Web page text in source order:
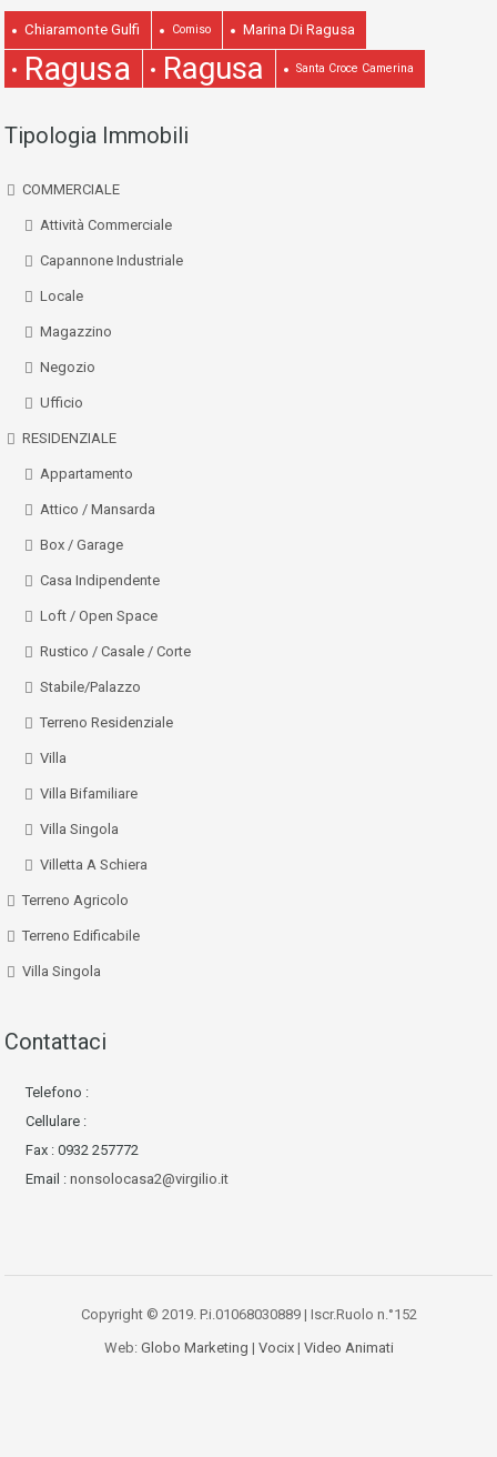
Chiaramonte Gulfi Comiso Marina Di Ragusa
Ragusa Ragusa Santa Croce Camerina
Tipologia Immobili
COMMERCIALE
Attività Commerciale
Capannone Industriale
Locale
Magazzino
Negozio
Ufficio
RESIDENZIALE
Appartamento
Attico / Mansarda
Box / Garage
Casa Indipendente
Loft / Open Space
Rustico / Casale / Corte
Stabile/Palazzo
Terreno Residenziale
Villa
Villa Bifamiliare
Villa Singola
Villetta A Schiera
Terreno Agricolo
Terreno Edificabile
Villa Singola
Contattaci
Telefono :
Cellulare :
Fax : 0932 257772
Email : nonsolocasa2@virgilio.it
Copyright © 2019. P.i.01068030889 | Iscr.Ruolo n.°152
Web: Globo Marketing | Vocix| Video Animati